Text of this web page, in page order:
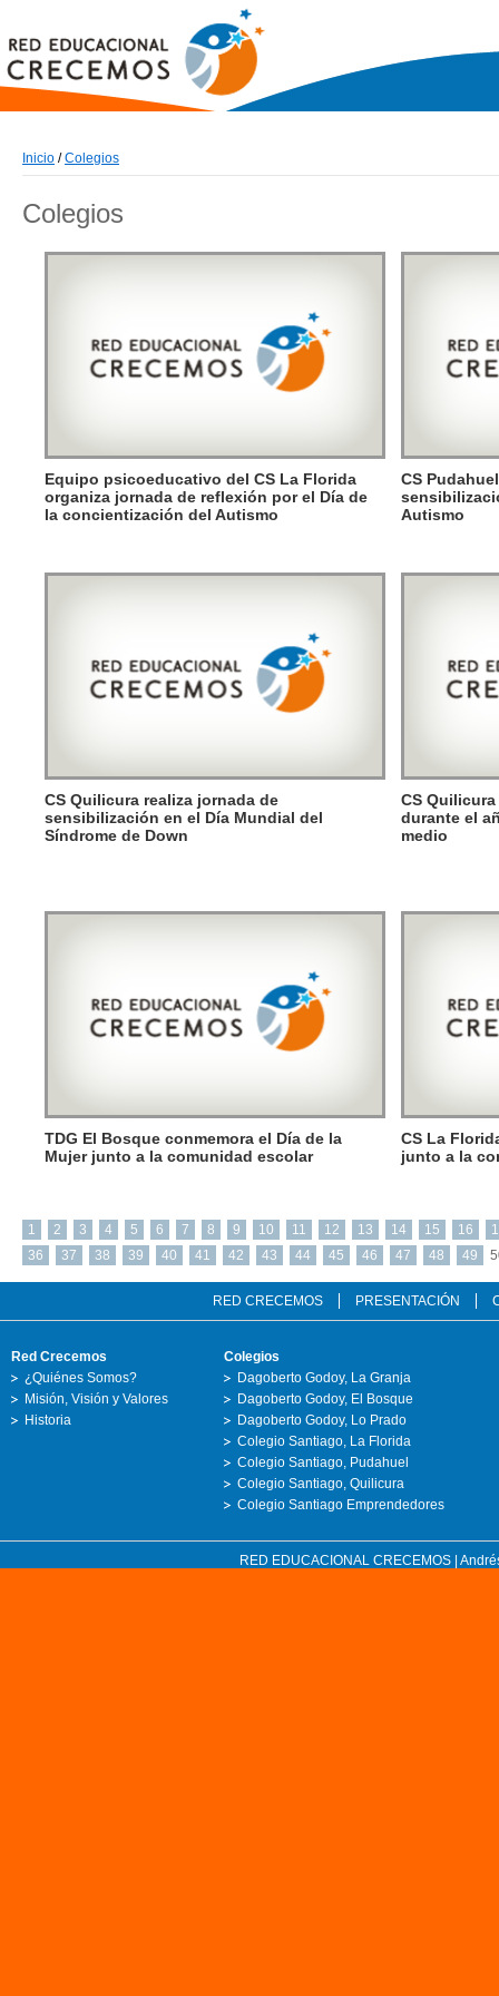
Inicio /Colegios
Colegios
Equipo psicoeducativo del CS La Florida
organiza jornada de reflexión por el Día de
la concientización del Autismo
CS
Autismo
CS Quilicura realiza jornada de
sensibilización en el Día Mundial del
Síndrome de Down
CS
durante el
medio
TDG El Bosque conmemora el Día de la
Mujer junto a la comunidad escolar
CS La
junto a la
1 2 3 4 5 6 7 8 9 10 11 12 13 14 15 16
36
37 38 39 40 41 42 43 44 45 46 47 48 49
RED CRECEMOS PRESENTACIÓN
Red Crecemos
¿Quiénes Somos?
Misión, Visión y Valores
Historia
Colegios
Dagoberto Godoy, La Granja
Dagoberto Godoy, El Bosque
Dagoberto Godoy, Lo Prado
Colegio Santiago, La Florida
Colegio Santiago, Pudahuel
Colegio Santiago, Quilicura
Colegio Santiago Emprendedores
RED EDUCACIONAL CRECEMOS |